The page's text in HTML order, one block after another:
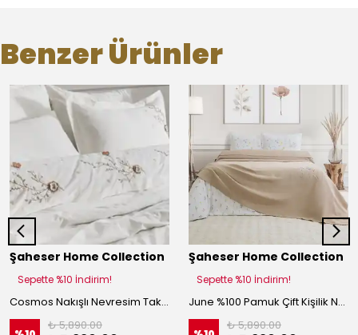
Benzer Ürünler
Şaheser Home Collection
Sepette %10 İndirim!
Cosmos Nakışlı Nevresim Takımı %100 Pamuk Doğal Çiçek Desenli Nevresim Seti
₺ 5,890.00
Şaheser Home Collection
Sepette %10 İndirim!
June %100 Pamuk Çift Kişilik Nakışlı Yatak Örtüsü Seti
₺ 5,890.00